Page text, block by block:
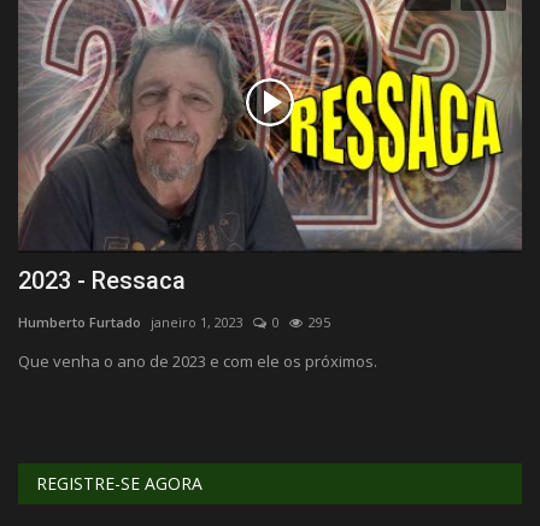
2023 - Ressaca
Humberto Furtado janeiro 1, 2023 0 295
Que venha o ano de 2023 e com ele os próximos.
REGISTRE-SE AGORA